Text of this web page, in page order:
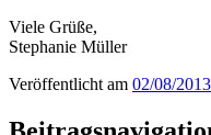
Viele Grüße,
Stephanie Müller
Veröffentlicht am 02/08/2013